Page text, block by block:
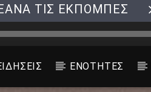
ΤΙΣ ΕΚΠΟΜΠΕΣ
ΕΝΟΤΗΤΕΣ